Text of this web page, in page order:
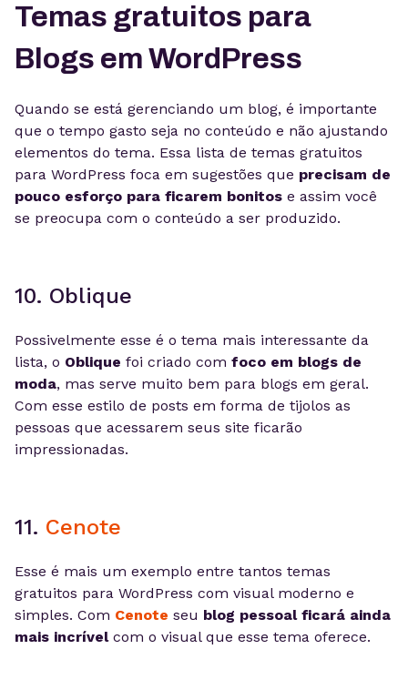
Temas gratuitos para
Blogs em WordPress
Quando se está gerenciando um blog, é importante
que o tempo gasto seja no conteúdo e não ajustando
elementos do tema. Essa lista de temas gratuitos
para WordPress foca em sugestões que precisam de
pouco esforço para ficarem bonitos e assim você
se preocupa com o conteúdo a ser produzido.
10. Oblique
Possivelmente esse é o tema mais interessante da
lista, o Oblique foi criado com foco em blogs de
moda, mas serve muito bem para blogs em geral.
Com esse estilo de posts em forma de tijolos as
pessoas que acessarem seus site ficarão
impressionadas.
11. Cenote
Esse é mais um exemplo entre tantos temas
gratuitos para WordPress com visual moderno e
simples. Com Cenote seu blog pessoal ficará ainda
mais incrívelcom o visual que esse tema oferece.